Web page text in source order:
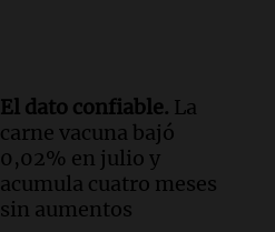
El dato confiable. La
carne vacuna bajó
0,02% en julio y
acumula cuatro meses
sin aumentos